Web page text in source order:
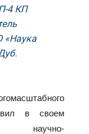
4 КП
«Наука
в своем
научно-